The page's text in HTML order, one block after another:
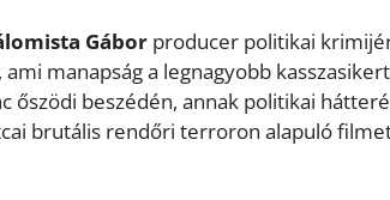
Gábor producer politikai
manapság a legnagyobb
őszödi beszédén, annak politikai
brutális rendőri terroron alapuló